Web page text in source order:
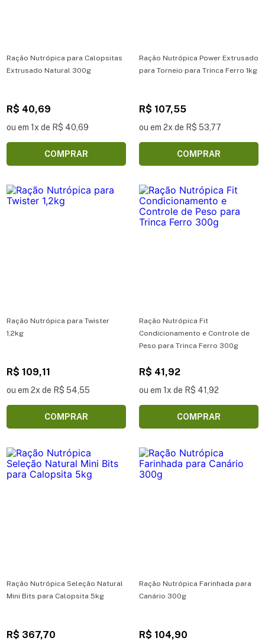
Ração Nutrópica para Calopsitas
Extrusado Natural 300g
R$ 40,69
ou em 1x de R$ 40,69
COMPRAR
Ração Nutrópica Power Extrusado
para Torneio para Trinca Ferro 1kg
R$ 107,55
ou em 2x de R$ 53,77
COMPRAR
Ração Nutrópica para Twister
1,2kg
R$ 109,11
ou em 2x de R$ 54,55
COMPRAR
Ração Nutrópica Fit
Condicionamento e Controle de
Peso para Trinca Ferro 300g
R$ 41,92
ou em 1x de R$ 41,92
COMPRAR
Ração Nutrópica Seleção Natural
Mini Bits para Calopsita 5kg
R$ 367,70
Ração Nutrópica Farinhada para
Canário 300g
R$ 104,90